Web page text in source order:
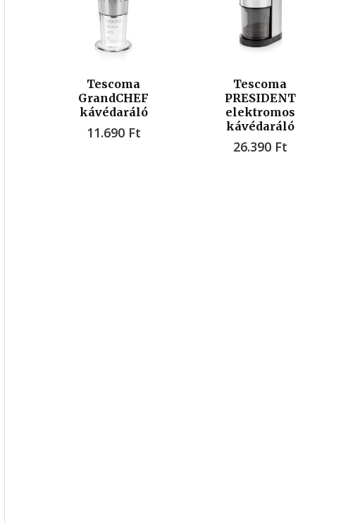
Tescoma
GrandCHEF
kávédaráló
11.690 Ft
Tescoma
PRESIDENT
elektromos
kávédaráló
26.390 Ft